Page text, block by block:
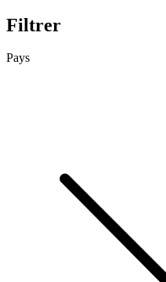
Filtrer
Pays